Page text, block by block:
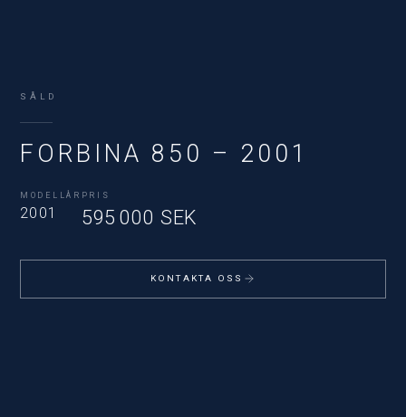
SÅLD
FORBINA 850 – 2001
MODELLÅR
2001
PRIS
595 000 SEK
KONTAKTA OSS